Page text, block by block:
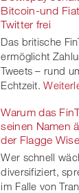
Bitcoin-und
Twitter frei
Das britische
ermöglicht
Tweets – rund
Echtzeit.
Warum das
seinen Namen
der Flagge
Wer schnell
diversifiziert,
im Falle von